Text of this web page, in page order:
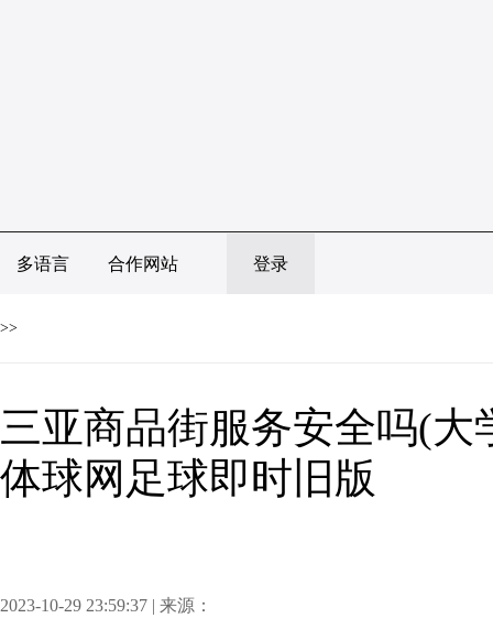
多语言 合作网站 登录
>>
三亚商品街服务安全吗(大
体球网足球即时旧版
2023-10-29 23:59:37 | 来源：